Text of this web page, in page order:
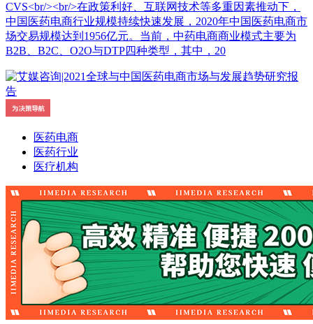
CVS<br/><br/>在政策利好、互联网技术等多重因素推动下，
中国医药电商行业规模持续快速发展，2020年中国医药电商市
场交易规模达到1956亿元。当前，中药电商商业模式主要为
B2B、B2C、O2O与DTP四种类型，其中，20
医药电商
医药行业
医疗机构